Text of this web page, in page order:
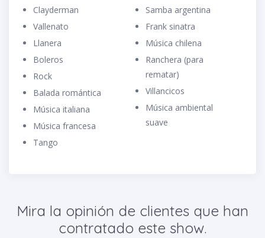
Clayderman
Vallenato
Llanera
Boleros
Rock
Balada romántica
Música italiana
Música francesa
Tango
Samba argentina
Frank sinatra
Música chilena
Ranchera (para
rematar)
Villancicos
Música ambiental
suave
Mira la opinión de clientes que han
contratado este show.